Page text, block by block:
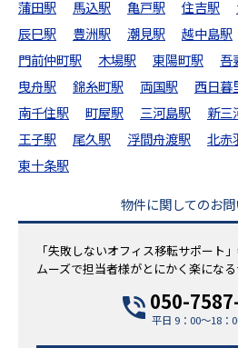
蒲田駅 馬込駅 亀戸駅 住吉駅
辰巳駅
豊洲駅 潮見駅 越中島駅
門前仲町駅
木場駅 東陽町駅 吾
曳舟駅
錦糸町駅 両国駅 西日暮
南千住駅
町屋駅 三河島駅 新三
王子駅
尾久駅 浮間舟渡駅 北赤
東十条駅
物件に関してのお
「失敗しないオフィス移転サポート
ムーズで担当者様がとにかく楽になる
050-
平日 9：00～18：